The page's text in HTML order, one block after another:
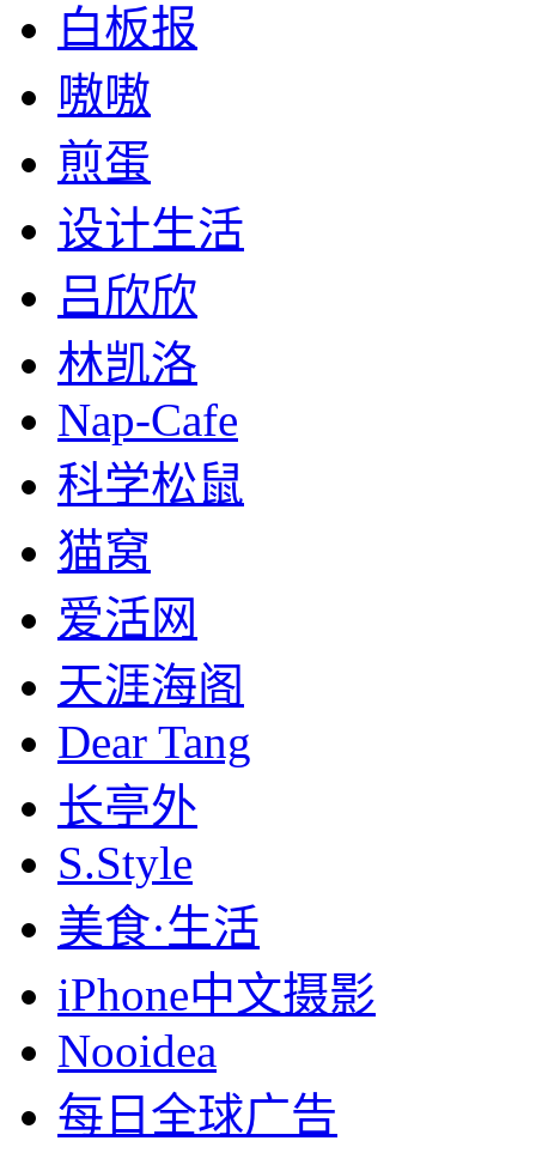
白板报
嗷嗷
煎蛋
设计生活
吕欣欣
林凯洛
Nap-Cafe
科学松鼠
猫窝
爱活网
天涯海阁
Dear Tang
长亭外
S.Style
美食·生活
iPhone中文摄影
Nooidea
每日全球广告